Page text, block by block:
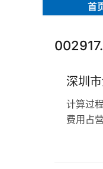
首
深圳
计算过
费用占